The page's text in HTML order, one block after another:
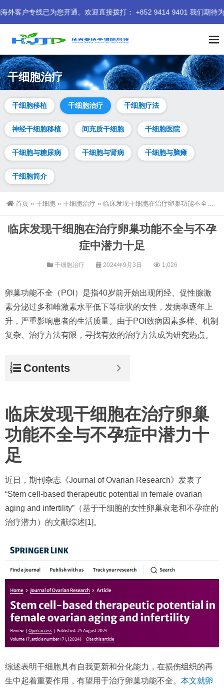
已为您开通。欢迎直接拨打： +852 9414 9401 我们期待为您服务。
干细胞治疗
干细胞移植 干细胞治疗 干细胞疗法
神经干细胞移植 间充质干细胞 干细胞医院
干细胞与糖尿病 干细胞与肾病 干细胞与脑瘫
干细胞简介
首页 » 干细胞 » 干细胞治疗 » 临床发现干细胞在治疗卵巢功能不全与不孕症中潜力十足
临床发现干细胞在治疗卵巢功能不全与不孕
症中潜力十足
干细胞治疗 2024年9月3日 1,026
卵巢功能不全（POI）是指40岁前开始出现闭经、促性腺激
素分泌过多和雌激素水平低下等症状的女性，发病率逐年上
升，严重影响患者的生活质量。由于POI致病因素多样、机制
复杂、治疗方法有限，寻找有效的治疗方法成为研究热点。
Contents
临床发现干细胞在治疗卵巢
功能不全与不孕症中潜力十
足
近日，期刊杂志《Journal of Ovarian Research》发表了
“Stem cell-based therapeutic potential in female ovarian
aging and infertility”（基于干细胞的女性卵巢衰老和不孕症的
治疗潜力）的文献综述[1]。
综述表明干细胞具有自我更新和分化能力，在损伤组织的再
生中起着重要作用，有望用于治疗卵巢功能不全。 本文就卵